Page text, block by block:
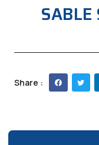
SABLE
Share :